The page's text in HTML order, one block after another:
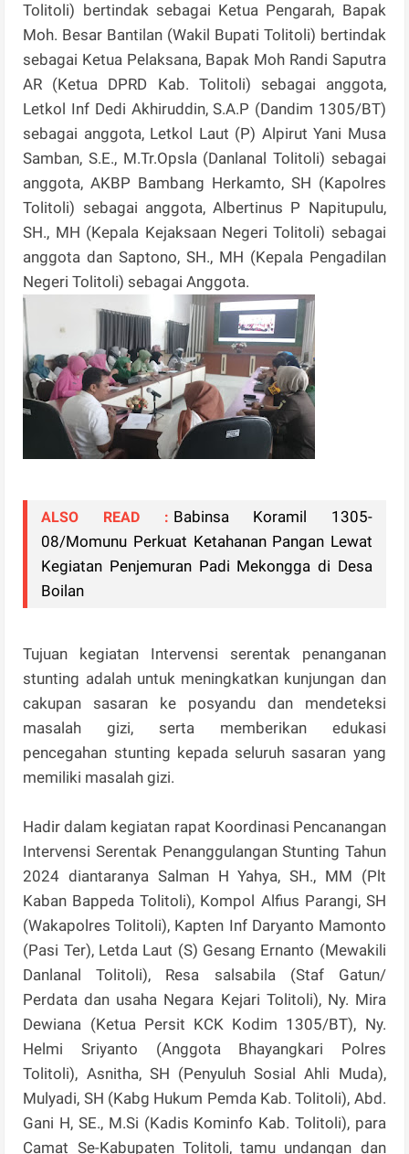
Tolitoli) bertindak sebagai Ketua Pengarah, Bapak
Moh. Besar Bantilan (Wakil Bupati Tolitoli) bertindak
sebagai Ketua Pelaksana, Bapak Moh Randi Saputra
AR (Ketua DPRD Kab. Tolitoli) sebagai anggota,
Letkol Inf Dedi Akhiruddin, S.A.P (Dandim 1305/BT)
sebagai anggota, Letkol Laut (P) Alpirut Yani Musa
Samban, S.E., M.Tr.Opsla (Danlanal Tolitoli) sebagai
anggota, AKBP Bambang Herkamto, SH (Kapolres
Tolitoli) sebagai anggota, Albertinus P Napitupulu,
SH., MH (Kepala Kejaksaan Negeri Tolitoli) sebagai
anggota dan Saptono, SH., MH (Kepala Pengadilan
Negeri Tolitoli) sebagai Anggota.
ALSO READ : Babinsa Koramil 1305-
08/Momunu Perkuat Ketahanan Pangan Lewat
Kegiatan Penjemuran Padi Mekongga di Desa
Boilan
Tujuan kegiatan Intervensi serentak penanganan
stunting adalah untuk meningkatkan kunjungan dan
cakupan sasaran ke posyandu dan mendeteksi
masalah gizi, serta memberikan edukasi
pencegahan stunting kepada seluruh sasaran yang
memiliki masalah gizi.
Hadir dalam kegiatan rapat Koordinasi Pencanangan
Intervensi Serentak Penanggulangan Stunting Tahun
2024 diantaranya Salman H Yahya, SH., MM (Plt
Kaban Bappeda Tolitoli), Kompol Alfius Parangi, SH
(Wakapolres Tolitoli), Kapten Inf Daryanto Mamonto
(Pasi Ter), Letda Laut (S) Gesang Ernanto (Mewakili
Danlanal Tolitoli), Resa salsabila (Staf Gatun/
Perdata dan usaha Negara Kejari Tolitoli), Ny. Mira
Dewiana (Ketua Persit KCK Kodim 1305/BT), Ny.
Helmi Sriyanto (Anggota Bhayangkari Polres
Tolitoli), Asnitha, SH (Penyuluh Sosial Ahli Muda),
Mulyadi, SH (Kabg Hukum Pemda Kab. Tolitoli), Abd.
Gani H, SE., M.Si (Kadis Kominfo Kab. Tolitoli), para
Camat Se-Kabupaten Tolitoli, tamu undangan dan